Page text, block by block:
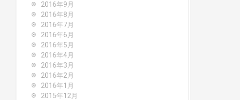
2016年9月
2016年8月
2016年7月
2016年6月
2016年5月
2016年4月
2016年3月
2016年2月
2016年1月
2015年12月